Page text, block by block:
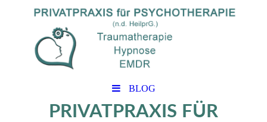
BLOG
PRIVATPRAXIS FÜR